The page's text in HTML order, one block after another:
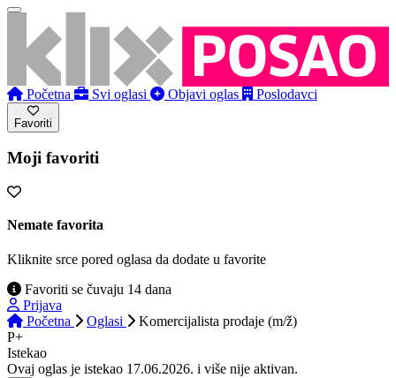
Početna Svi oglasi Objavi oglas Poslodavci
Favoriti
Moji favoriti
Nemate favorita
Kliknite srce pored oglasa da dodate u favorite
Favoriti se čuvaju 14 dana
Prijava
Početna
Oglasi
Komercijalista prodaje (m/ž)
P+
Istekao
Ovaj oglas je istekao 17.06.2026. i više nije aktivan.